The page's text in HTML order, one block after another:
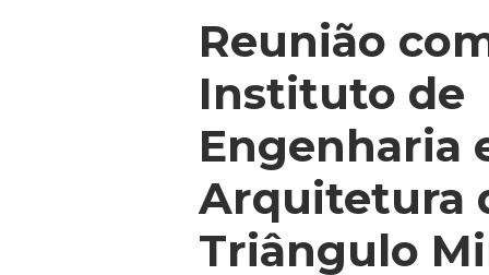
Reunião
Instituto de
Engenharia
Arquitetura
Triângulo